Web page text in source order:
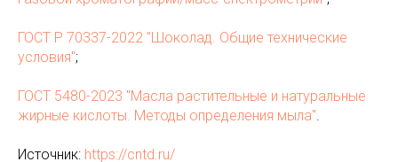
ГОСТ Р 70337-2022 "Шоколад. Общие технические
условия";
ГОСТ 5480-2023 "Масла растительные и натуральные
жирные кислоты. Методы определения мыла"
Источник: https://cntd.ru/